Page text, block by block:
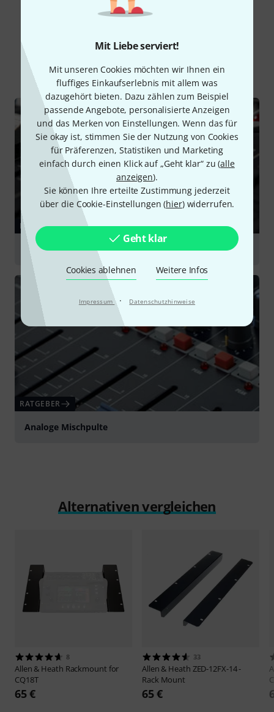
Mit Liebe serviert!
Mit unseren Cookies möchten wir Ihnen ein
fluffiges Einkaufserlebnis mit allem was
dazugehört bieten. Dazu zählen zum Beispiel
passende Angebote, personalisierte Anzeigen
und das Merken von Einstellungen. Wenn das für
Sie okay ist, stimmen Sie der Nutzung von Cookies
für Präferenzen, Statistiken und Marketing
einfach durch einen Klick auf „Geht klar“ zu (alle
anzeigen).
Sie können Ihre erteilte Zustimmung jederzeit
über die Cookie-Einstellungen (hier) widerrufen.
Geht klar
Cookies ablehnen Weitere Infos
Impressum · Datenschutzhinweise
Schon gewusst?
Alle Ratgeber
RATGEBER
Kleinmixer
RATGEBER
Analoge Mischpulte
Alternativen vergleichen
8
Allen & Heath Rackmount for
CQ18T
65 €
33
Allen & Heath ZED-12FX-14 -
Rack Mount
65 €